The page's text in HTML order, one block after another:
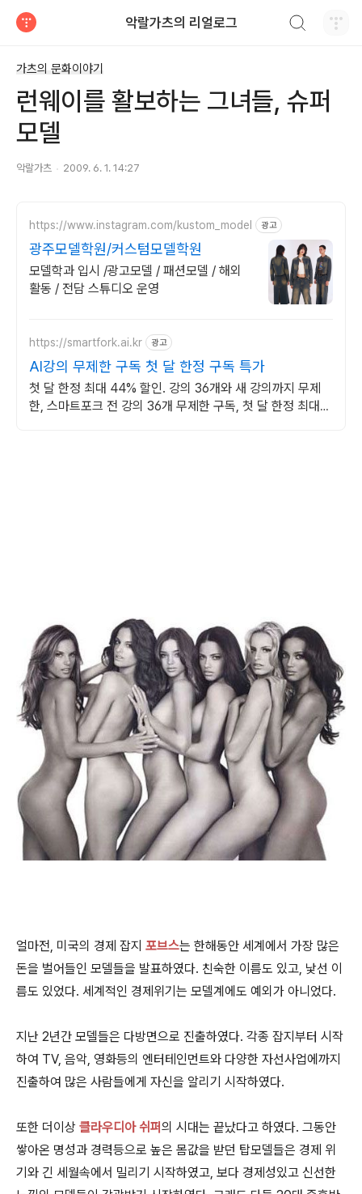
악랄가츠의 리얼로그
가츠의 문화이야기
런웨이를 활보하는 그녀들, 슈퍼
모델
악랄가츠 2009. 6. 1. 14:27
https://www.instagram.com/kustom_model 광고
광주모델학원/커스텀모델학원
모델학과 입시 /광고모델 / 패션모델 / 해외
활동 / 전담 스튜디오 운영
https://smartfork.ai.kr 광고
AI강의 무제한 구독 첫 달 한정 구독 특가
첫 달 한정 최대 44% 할인. 강의 36개와 새 강의까지 무제
한, 스마트포크 전 강의 36개 무제한 구독, 첫 달 한정 최대
얼마전, 미국의 경제 잡지 포브스는 한해동안 세계에서 가장 많은
돈을 벌어들인 모델들을 발표하였다. 친숙한 이름도 있고, 낯선 이
름도 있었다. 세계적인 경제위기는 모델계에도 예외가 아니었다.
지난 2년간 모델들은 다방면으로 진출하였다. 각종 잡지부터 시작
하여 TV, 음악, 영화등의 엔터테인먼트와 다양한 자선사업에까지
진출하여 많은 사람들에게 자신을 알리기 시작하였다.
또한 더이상 클라우디아 쉬퍼의 시대는 끝났다고 하였다. 그동안
쌓아온 명성과 경력등으로 높은 몸값을 받던 탑모델들은 경제 위
기와 긴 세월속에서 밀리기 시작하였고, 보다 경제성있고 신선한